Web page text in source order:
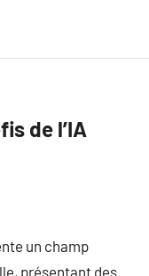
de l’IA
un champ
présentant des